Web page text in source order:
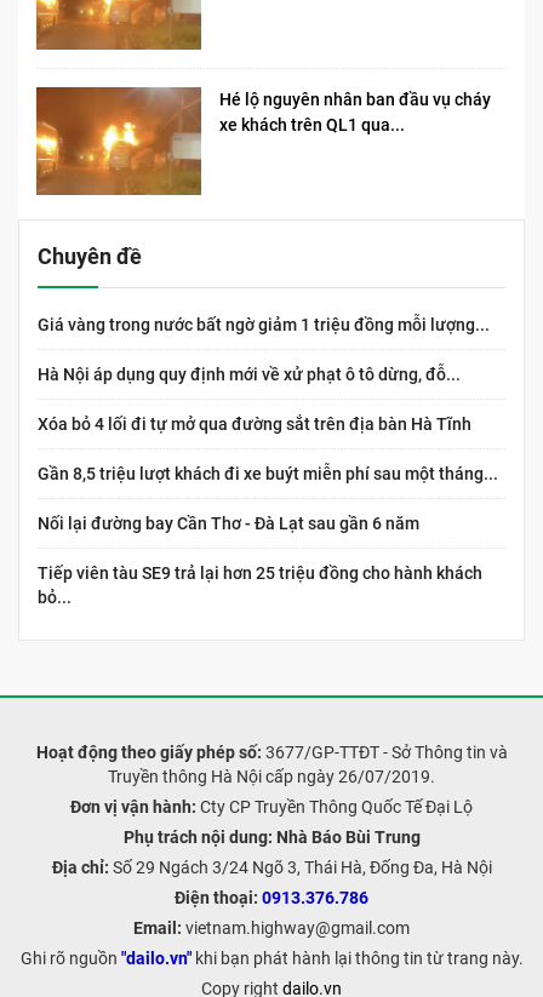
Hé lộ nguyên nhân ban đầu vụ cháy
xe khách trên QL1 qua...
Chuyên đề
Giá vàng trong nước bất ngờ giảm 1 triệu đồng mỗi lượng...
Hà Nội áp dụng quy định mới về xử phạt ô tô dừng, đỗ...
Xóa bỏ 4 lối đi tự mở qua đường sắt trên địa bàn Hà Tĩnh
Gần 8,5 triệu lượt khách đi xe buýt miễn phí sau một tháng...
Nối lại đường bay Cần Thơ - Đà Lạt sau gần 6 năm
Tiếp viên tàu SE9 trả lại hơn 25 triệu đồng cho hành khách
bỏ...
Hoạt động theo giấy phép số: 3677/GP-TTĐT - Sở Thông tin và
Truyền thông Hà Nội cấp ngày 26/07/2019.
Đơn vị vận hành: Cty CP Truyền Thông Quốc Tế Đại Lộ
Phụ trách nội dung: Nhà Báo Bùi Trung
Địa chỉ: Số 29 Ngách 3/24 Ngõ 3, Thái Hà, Đống Đa, Hà Nội
Điện thoại: 0913.376.786
Email: vietnam.highway@gmail.com
Ghi rõ nguồn "dailo.vn"khi bạn phát hành lại thông tin từ trang này.
Copy right dailo.vn